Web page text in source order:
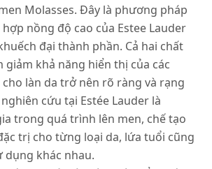
Molasses. Đây là phương pháp
nồng độ cao của Estee Lauder
đại thành phần. Cả hai chất
giảm khả năng hiển thị của các
làn da trở nên rõ ràng và rạng
cứu tại Estée Lauder là
trong quá trình lên men, chế tạo
trị cho từng loại da, lứa tuổi cũng
khác nhau.